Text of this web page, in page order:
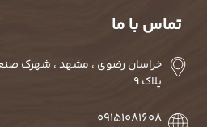
تماس با ما
پلاک 9
09151081608